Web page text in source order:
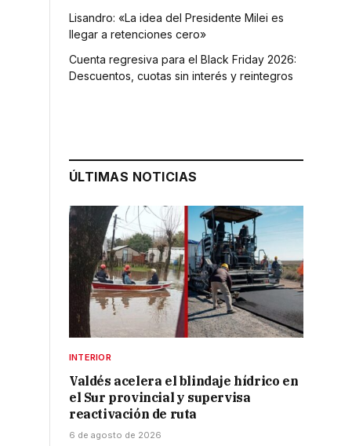
Lisandro: «La idea del Presidente Milei es
llegar a retenciones cero»
Cuenta regresiva para el Black Friday 2026:
Descuentos, cuotas sin interés y reintegros
ÚLTIMAS NOTICIAS
INTERIOR
Valdés acelera el blindaje hídrico en
el Sur provincial y supervisa
reactivación de ruta
6 de agosto de 2026